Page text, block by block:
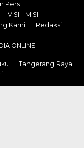
Pers
VISI – MISI
Kami
Redaksi
ONLINE
Tangerang Raya